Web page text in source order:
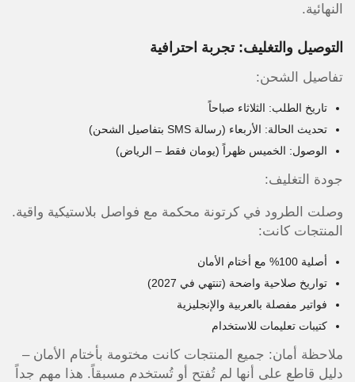
النهائية.
التوصيل والتغليف: تجربة احترافية
تفاصيل الشحن:
تاريخ الطلب: الثلاثاء صباحاً
تحديث الحالة: الأربعاء (رسالة SMS بتفاصيل الشحن)
الوصول: الخميس ظهراً (يومان فقط – الرياض)
جودة التغليف:
وصلت الطرود في كرتونة محكمة مع فواصل بلاستيكية واقية.
المنتجات كانت:
أصلية 100% مع أختام الأمان
تواريخ صلاحية واضحة (تنتهي في 2027)
فواتير مفصلة بالعربية والإنجليزية
كتيبات تعليمات للاستخدام
ملاحظة أمان: جميع المنتجات كانت مختومة بأختام الأمان –
دليل قاطع على أنها لم تُفتح أو تُستخدم مسبقاً. هذا مهم جداً